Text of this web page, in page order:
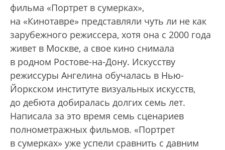
фильма «Портрет в сумерках»,
на «Кинотавре» представляли чуть ли не как
зарубежного режиссера, хотя она с 2000 года
живет в Москве, а свое кино снимала
в родном Ростове-на-Дону. Искусству
режиссуры Ангелина обучалась в Нью-
Йоркском институте визуальных искусств,
до дебюта добиралась долгих семь лет.
Написала за это время семь сценариев
полнометражных фильмов. «Портрет
в сумерках» уже успели сравнить с давним